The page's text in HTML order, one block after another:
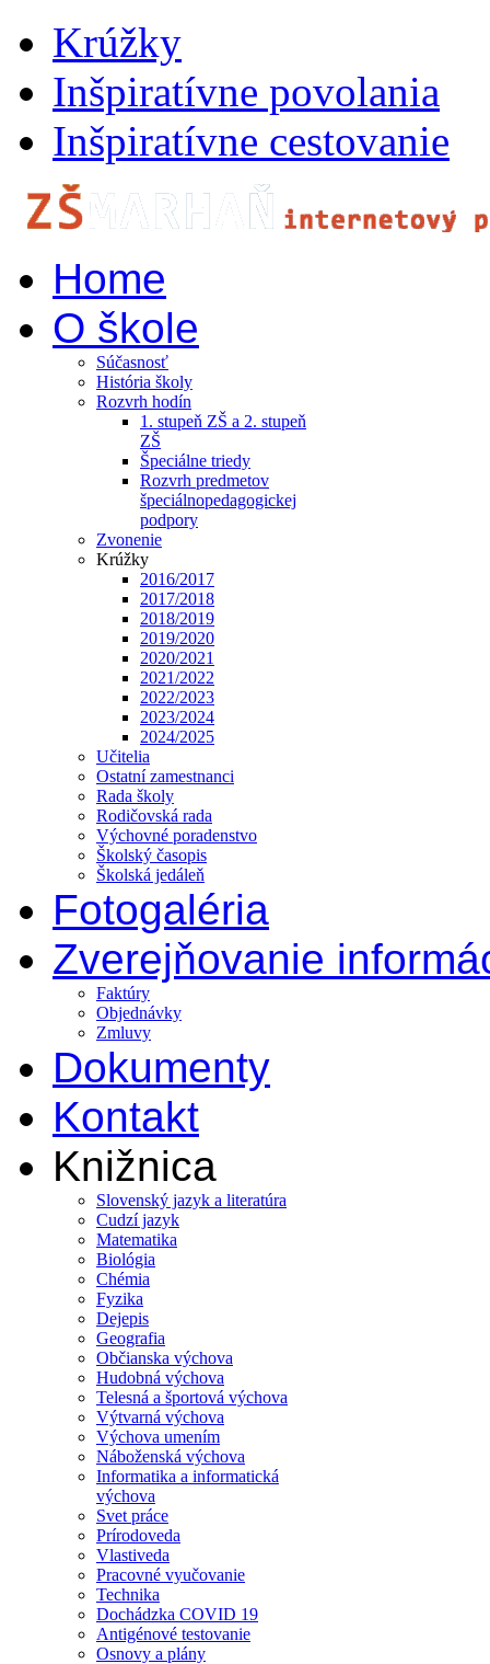
Krúžky
Inšpiratívne povolania
Inšpiratívne cestovanie
Home
O škole
Súčasnosť
História školy
Rozvrh hodín
1. stupeň ZŠ a 2. stupeň
ZŠ
Špeciálne triedy
Rozvrh predmetov
špeciálnopedagogickej
podpory
Zvonenie
Krúžky
2016/2017
2017/2018
2018/2019
2019/2020
2020/2021
2021/2022
2022/2023
2023/2024
2024/2025
Učitelia
Ostatní zamestnanci
Rada školy
Rodičovská rada
Výchovné poradenstvo
Školský časopis
Školská jedáleň
Fotogaléria
Zverejňovanie
Faktúry
Objednávky
Zmluvy
Dokumenty
Kontakt
Knižnica
Slovenský jazyk a literatúra
Cudzí jazyk
Matematika
Biológia
Chémia
Fyzika
Dejepis
Geografia
Občianska výchova
Hudobná výchova
Telesná a športová výchova
Výtvarná výchova
Výchova umením
Náboženská výchova
Informatika a informatická
výchova
Svet práce
Prírodoveda
Vlastiveda
Pracovné vyučovanie
Technika
Dochádzka COVID 19
Antigénové testovanie
Osnovy a plány